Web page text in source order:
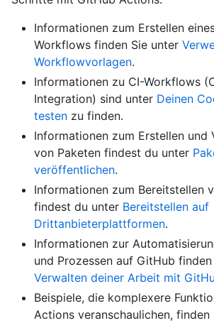
Informationen zum Erstellen
Workflows finden Sie unter
Workflowvorlagen.
Informationen zu CI-Workflows
Integration) sind unter Deinen
testen zu finden.
Informationen zum Erstellen und
von Paketen findest du unter
veröffentlichen.
Informationen zum Bereitstellen
findest du unter Bereitstellen auf
Drittanbieterplattformen.
Informationen zur
und Prozessen auf GitHub
Verwalten deiner Arbeit mit
Beispiele, die komplexere
Actions veranschaulichen, finden